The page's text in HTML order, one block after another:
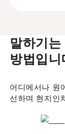
말하기
방법입니
어디에서나 원
선하며 현지인